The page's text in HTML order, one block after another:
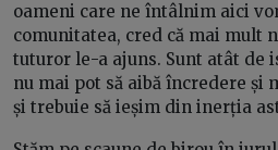
oameni care ne întâlnim aici
comunitatea, cred că mai mult
tuturor le-a ajuns. Sunt atât
nu mai pot să aibă încredere și
și trebuie să ieșim din inerția